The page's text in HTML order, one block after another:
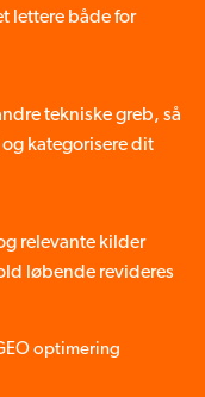
lettere både for
tekniske greb, så
kategorisere dit
relevante kilder
løbende revideres
optimering